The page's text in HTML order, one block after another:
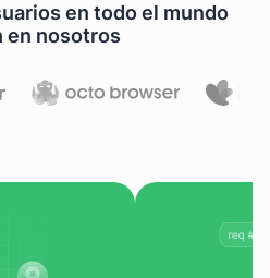
en todo el mundo
en nosotros